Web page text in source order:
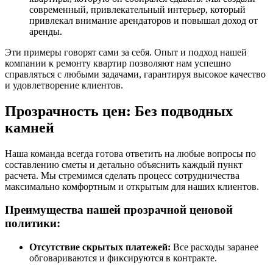
современный, привлекательный интерьер, который
привлекал внимание арендаторов и повышал доход от
аренды.
Эти примеры говорят сами за себя. Опыт и подход нашей
компании к ремонту квартир позволяют нам успешно
справляться с любыми задачами, гарантируя высокое качество
и удовлетворение клиентов.
Прозрачность цен: Без подводных
камней
Наша команда всегда готова ответить на любые вопросы по
составлению сметы и детально объяснить каждый пункт
расчета. Мы стремимся сделать процесс сотрудничества
максимально комфортным и открытым для наших клиентов.
Преимущества нашей прозрачной ценовой
политики:
Отсутствие скрытых платежей: Все расходы заранее
обговариваются и фиксируются в контракте.